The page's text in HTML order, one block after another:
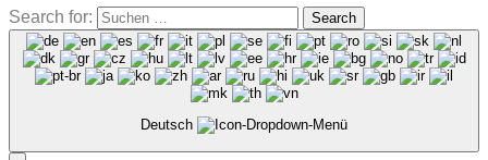
Search for: Search
Deutsch